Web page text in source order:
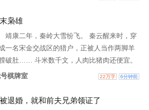
枭雄
靖康二年，秦岭大雪纷飞。 秦云醒来时，穿
一名宋金交战区的猎户，正被人当作两脚羊
破肚…… 斗米数千文，人肉比猪肉还便宜。
杀后回到村里，秦云被强征去散关做苦役，还
随后，恶霸上门抢人吃肉，病重老母被欺，
棋牌室 22万字 6分钟前
退婚，就和前夫兄弟领证了